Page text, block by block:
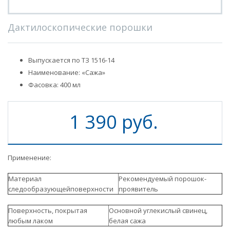
Дактилоскопические порошки
Выпускается по ТЗ 1516-14
Наименование: «Сажа»
Фасовка: 400 мл
1 390 руб.
Применение:
Материал
следообразующейповерхности
Рекомендуемый порошок-
проявитель
Поверхность, покрытая
любым лаком
Основной углекислый свинец,
белая сажа